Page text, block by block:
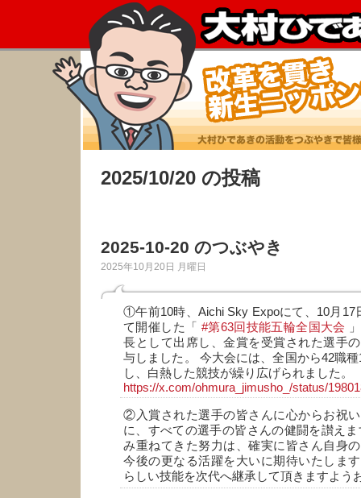
2025/10/20 の投稿
2025-10-20 のつぶやき
2025年10月20日 月曜日
①午前10時、Aichi Sky Expoにて、10月17
て開催した「 #第63回技能五輪全国大会
長として出席し、金賞を受賞された選手
与しました。 今大会には、全国から42職
し、白熱した競技が繰り広げられました。
https://x.com/ohmura_jimusho_/status/
②入賞された選手の皆さんに心からお祝
に、すべての選手の皆さんの健闘を讃え
み重ねてきた努力は、確実に皆さん自身
今後の更なる活躍を大いに期待いたしま
らしい技能を次代へ継承して頂きますよう